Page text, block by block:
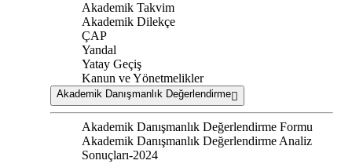
Akademik Takvim
Akademik Dilekçe
ÇAP
Yandal
Yatay Geçiş
Kanun ve Yönetmelikler
Akademik Danışmanlık Değerlendirme
Akademik Danışmanlık Değerlendirme Formu
Akademik Danışmanlık Değerlendirme Analiz
Sonuçları-2024